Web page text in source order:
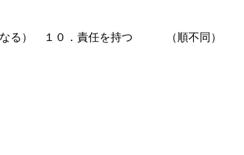
なる） １０．責任を持つ （順不同）